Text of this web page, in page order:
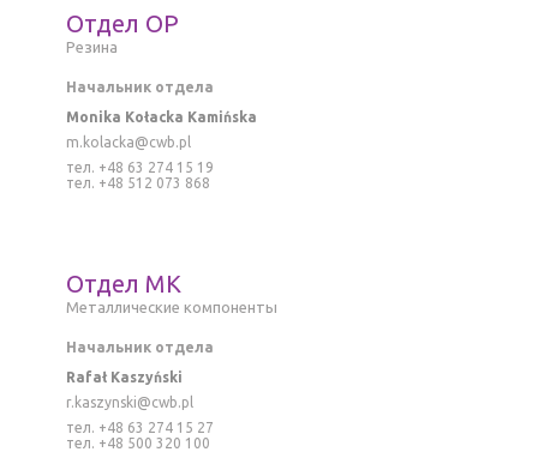
Отдел ОР
Резина
Начальник отдела
Monika Kołacka Kamińska
m.kolacka@cwb.pl
тел. +48 63 274 15 19
тел. +48 512 073 868
Отдел MK
Mеталлическиe компоненты
Начальник отдела
Rafał Kaszyński
r.kaszynski@cwb.pl
тел. +48 63 274 15 27
тел. +48 500 320 100